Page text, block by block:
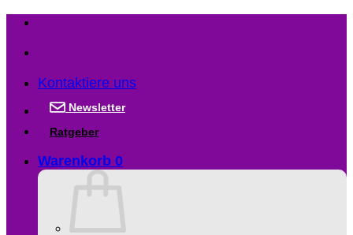
Zum
springen
Kontaktiere uns
Newsletter
Ratgeber
Warenkorb 0